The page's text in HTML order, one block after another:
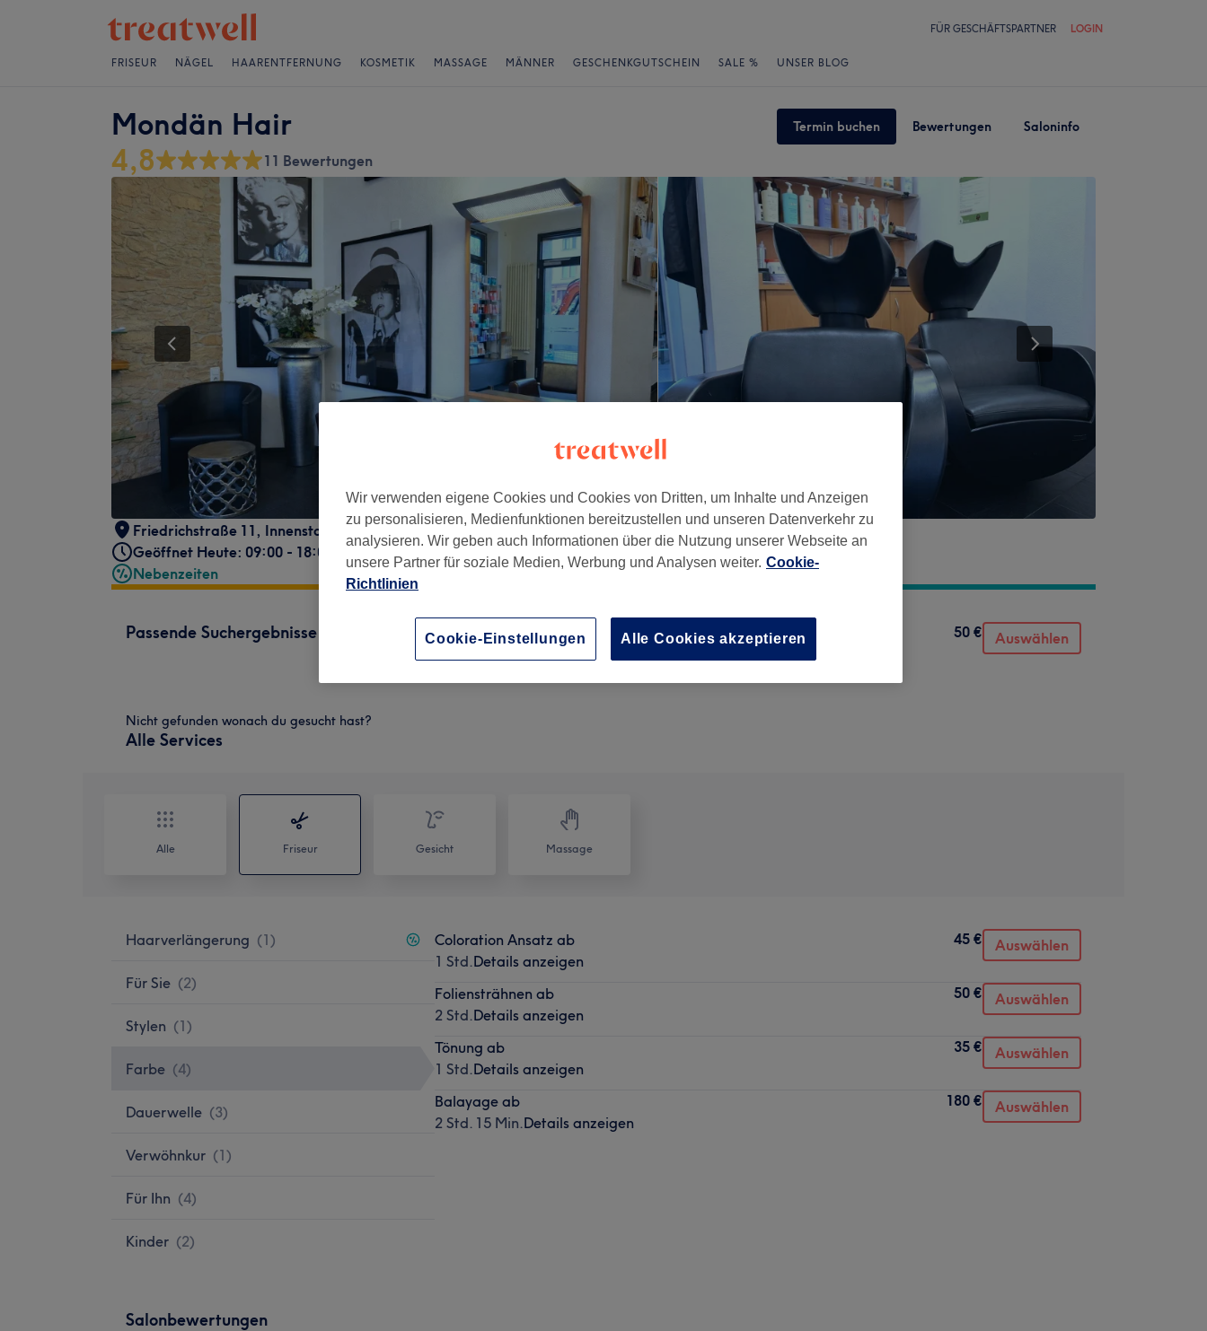
FÜR GESCHÄFTSPARTNER LOGIN
FRISEUR NÄGEL HAARENTFERNUNG KOSMETIK MASSAGE MÄNNER GESCHENKGUTSCHEIN SALE % UNSER BLOG
Mondän Hair Termin buchen Bewertungen Saloninfo
4,8 11 Bewertungen
Friedrichstraße 11 , Innenstadt Aschaffenburg , 63739
Geöffnet Heute: 09:00 - 18:00
Nebenzeiten
Passende Suchergebnisse
Foliensträhnen ab
50 € Auswählen
Nicht gefunden wonach du gesucht hast?
Alle Services
Alle Friseur Gesicht Massage
Haarverlängerung (1)
Für Sie (2)
Stylen (1)
Farbe (4)
Dauerwelle (3)
Verwöhnkur (1)
Für Ihn (4)
Kinder (2)
Coloration Ansatz ab
1 Std.Details anzeigen
45 € Auswählen
Foliensträhnen ab
2 Std.Details anzeigen
50 € Auswählen
Tönung ab
1 Std.Details anzeigen
35 € Auswählen
Balayage ab
2 Std. 15 Min.Details anzeigen
180 € Auswählen
Salonbewertungen
Wir verwenden eigene Cookies und Cookies von Dritten, um Inhalte und Anzeigen
zu personalisieren, Medienfunktionen bereitzustellen und unseren Datenverkehr zu
analysieren. Wir geben auch Informationen über die Nutzung unserer Webseite an
unsere Partner für soziale Medien, Werbung und Analysen weiter. Cookie-
Richtlinien
Cookie-Einstellungen Alle Cookies akzeptieren